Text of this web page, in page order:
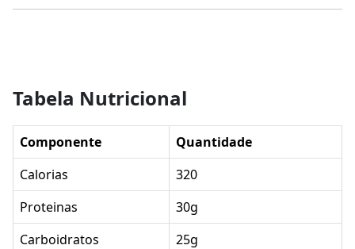
Tabela Nutricional
Componente
Quantidade
Calorias
320
Proteinas
30g
Carboidratos
25g